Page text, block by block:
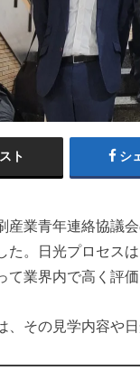
ト シ
産業青年連絡協議
た。日光プロセス
て業界内で高く評価
、その見学内容や